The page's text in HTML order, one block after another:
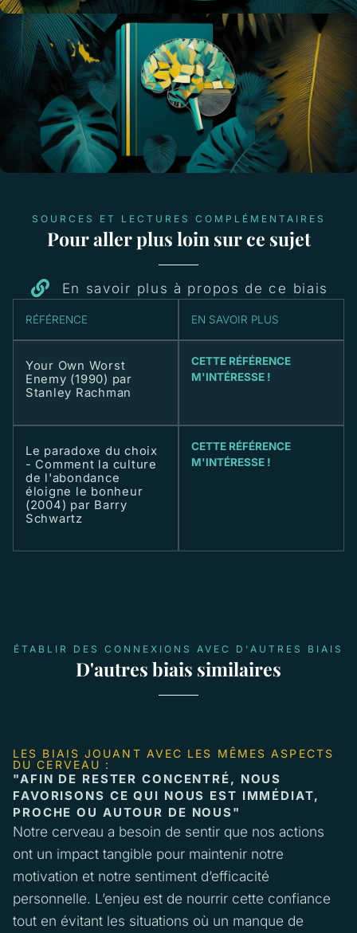
SOURCES ET LECTURES COMPLÉMENTAIRES
Pour aller plus loin sur ce sujet
En savoir plus à propos de ce biais
RÉFÉRENCE EN SAVOIR PLUS
Your Own Worst
Enemy (1990) par
Stanley Rachman
CETTE RÉFÉRENCE
M'INTÉRESSE !
Le paradoxe du choix
- Comment la culture
de l'abondance
éloigne le bonheur
(2004) par Barry
Schwartz
CETTE RÉFÉRENCE
M'INTÉRESSE !
ÉTABLIR DES CONNEXIONS AVEC D'AUTRES BIAIS
D'autres biais similaires
LES BIAIS JOUANT AVEC LES MÊMES ASPECTS
DU CERVEAU :
"AFIN DE RESTER CONCENTRÉ, NOUS
FAVORISONS CE QUI NOUS EST IMMÉDIAT,
PROCHE OU AUTOUR DE NOUS"
Notre cerveau a besoin de sentir que nos actions
ont un impact tangible pour maintenir notre
motivation et notre sentiment d’efficacité
personnelle. L’enjeu est de nourrir cette confiance
tout en évitant les situations où un manque de